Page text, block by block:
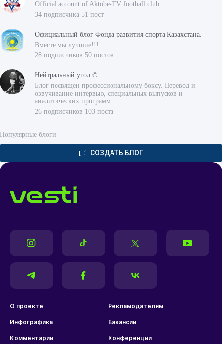
Official account of Aktobe-TV football club.
34 подписчика 51 пост
Официальный блог Фонда развития спорта Казахстана.
Вместе мы лучшие!!!
28 подписчиков 50 постов
Нейтральный угол ©
Блог посвящен профессиональному боксу. Перевод и
озвучивание интервью, специальных выпусков и
аналитических программ.
26 подписчиков 103 поста
Популярные блоги
СОЗДАТЬ БЛОГ
О проекте Рекламодателям
Инфографика Вакансии
Комментарии Конференции